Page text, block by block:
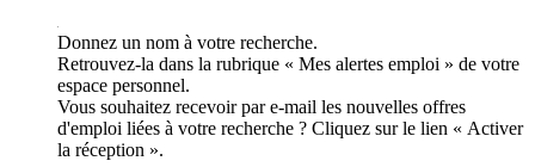
Donnez un nom à votre recherche.
Retrouvez-la dans la rubrique « Mes alertes emploi » de votre
espace personnel.
Vous souhaitez recevoir par e-mail les nouvelles offres
d'emploi liées à votre recherche ? Cliquez sur le lien « Activer
la réception ».